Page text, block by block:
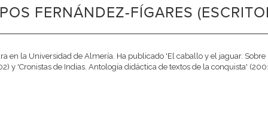
FERNÁNDEZ-FÍGARES
en la Universidad de Almería. Ha publicado 'El caballo y el jaguar.
y 'Cronistas de Indias. Antología didáctica de textos de la conquista'